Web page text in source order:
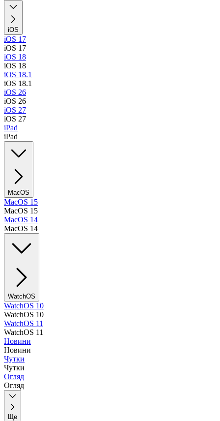
iOS
iOS 17
iOS 17
iOS 18
iOS 18
iOS 18.1
iOS 18.1
iOS 26
iOS 26
iOS 27
iOS 27
iPad
iPad
MacOS
MacOS 15
MacOS 15
MacOS 14
MacOS 14
WatchOS
WatchOS 10
WatchOS 10
WatchOS 11
WatchOS 11
Новини
Новини
Чутки
Чутки
Огляд
Огляд
Ще